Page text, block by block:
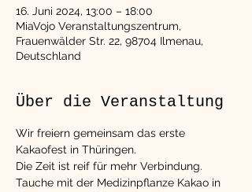
16. Juni 2024, 13:00 – 18:00
MiaVojo Veranstaltungszentrum,
Frauenwälder Str. 22, 98704 Ilmenau,
Deutschland
Über die Veranstaltung
Wir freiern gemeinsam das erste
Kakaofest in Thüringen.
Die Zeit ist reif für mehr Verbindung.
Tauche mit der Medizinpflanze Kakao in